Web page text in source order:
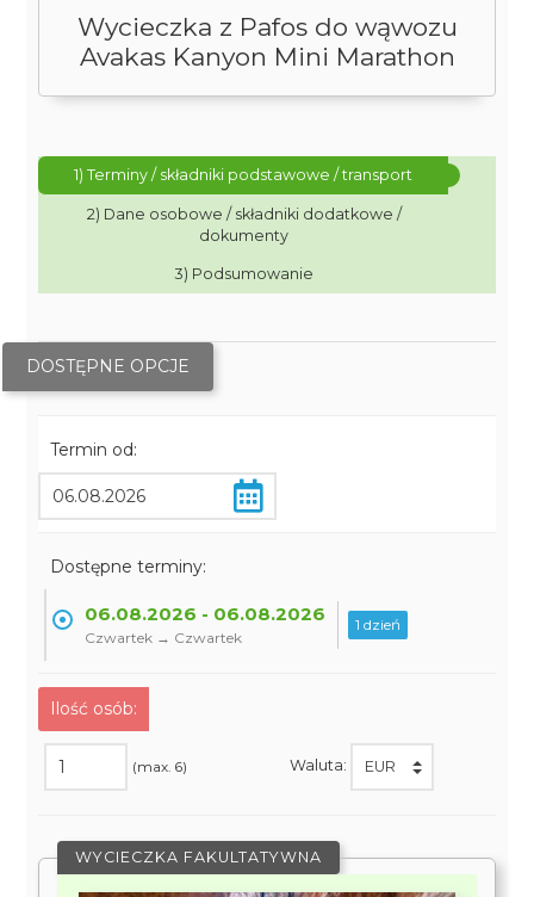
Wycieczka z Pafos do wąwozu
Avakas Kanyon Mini Marathon
1) Terminy / składniki podstawowe / transport
2) Dane osobowe / składniki dodatkowe /
dokumenty
3) Podsumowanie
DOSTĘPNE OPCJE
Termin od:
Dostępne terminy:
06.08.2026 - 06.08.2026
Czwartek → Czwartek
1 dzień
Ilość osób:
(max. 6) Waluta:
WYCIECZKA FAKULTATYWNA